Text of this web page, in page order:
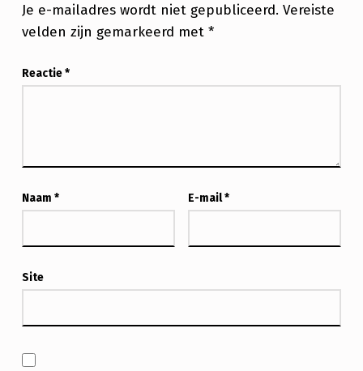
Je e-mailadres wordt niet gepubliceerd. Vereiste
velden zijn gemarkeerd met *
Reactie*
Naam * E-mail*
Site